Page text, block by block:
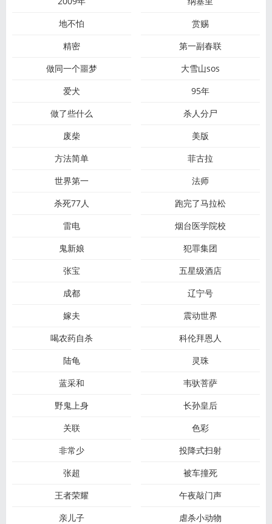
地不怕
赏赐
精密
第一副春联
做同一个噩梦
大雪山sos
爱犬
95年
做了些什么
杀人分尸
废柴
美版
方法简单
菲古拉
世界第一
法师
杀死77人
跑完了马拉松
雷电
烟台医学院校
鬼新娘
犯罪集团
张宝
五星级酒店
成都
辽宁号
嫁夫
震动世界
喝农药自杀
科伦拜恩人
陆龟
灵珠
蓝采和
韦驮菩萨
野鬼上身
长孙皇后
关联
色彩
非常少
投降式扫射
张超
被车撞死
王者荣耀
午夜敲门声
亲儿子
虐杀小动物